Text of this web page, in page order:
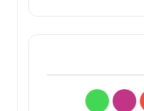
يوتيوبانستقرامواتساب